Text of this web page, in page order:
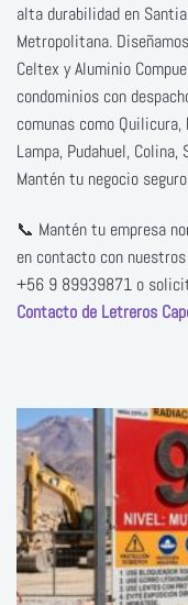
alta durabilidad en
Metropolitana.
Celtex y Aluminio
condominios con
comunas como Quilicura,
Lampa, Pudahuel,
Mantén tu negocio
📞 Mantén tu empresa
en contacto con
+56 9 89939871 o
Contacto de Letreros